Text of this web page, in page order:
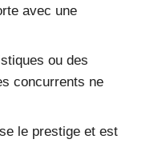
avec une
ou des
concurrents ne
le prestige et est